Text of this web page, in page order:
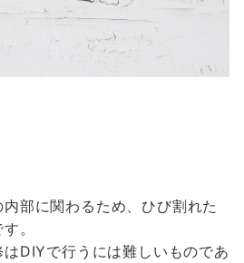
部に関わるため、ひび割れた
。
DIYで行うには難しいものであ